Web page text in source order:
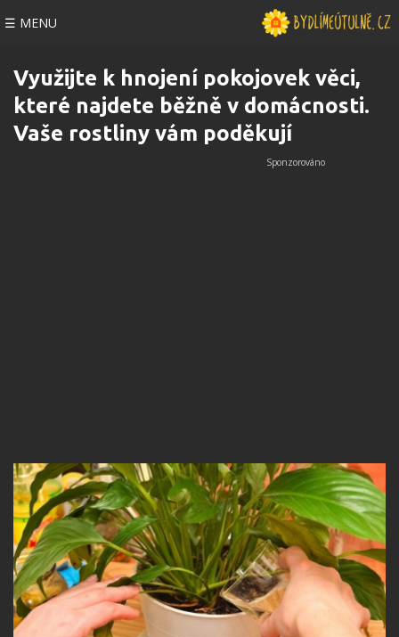
☰ MENU
Využijte k hnojení pokojovek věci,
které najdete běžně v domácnosti.
Vaše rostliny vám poděkují